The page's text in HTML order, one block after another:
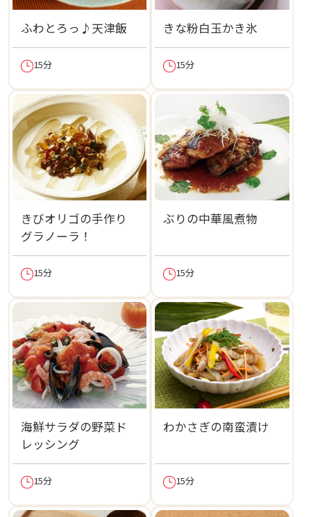
ふわとろっ♪天津飯
15分
きな粉白玉かき氷
15分
きびオリゴの手作り
グラノーラ！
15分
ぶりの中華風煮物
15分
海鮮サラダの野菜ド
レッシング
15分
わかさぎの南蛮漬け
15分